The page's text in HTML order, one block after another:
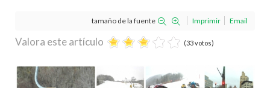
tamaño de la fuente Imprimir Email
Valora este artículo (33 votos)